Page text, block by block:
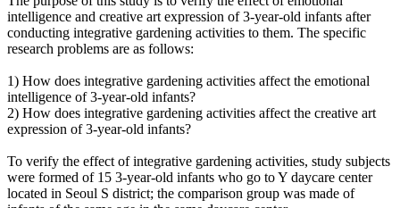
intelligence and creative art expression of 3-year-old infants after
conducting integrative gardening activities to them. The specific
research problems are as follows:
1) How does integrative gardening activities affect the emotional
intelligence of 3-year-old infants?
2) How does integrative gardening activities affect the creative art
expression of 3-year-old infants?
To verify the effect of integrative gardening activities, study subjects
were formed of 15 3-year-old infants who go to Y daycare center
located in Seoul S district; the comparison group was made of